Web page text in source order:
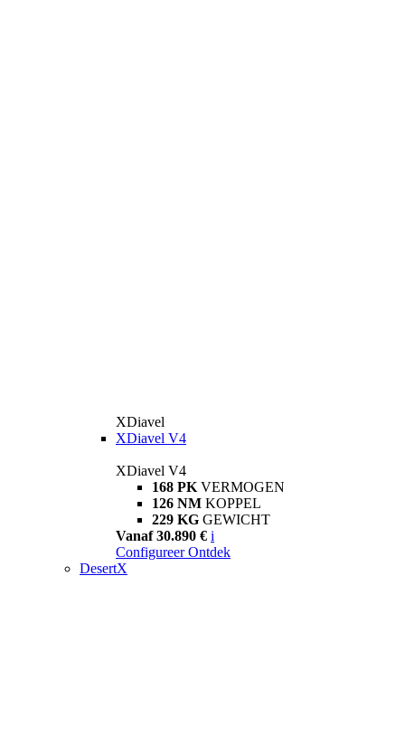
XDiavel
XDiavel V4
XDiavel V4
168 PK VERMOGEN
126 NM KOPPEL
229 KG GEWICHT
Vanaf 30.890 € i
Configureer Ontdek
DesertX